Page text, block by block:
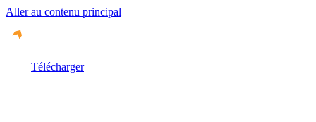
Aller au contenu principal
Télécharger